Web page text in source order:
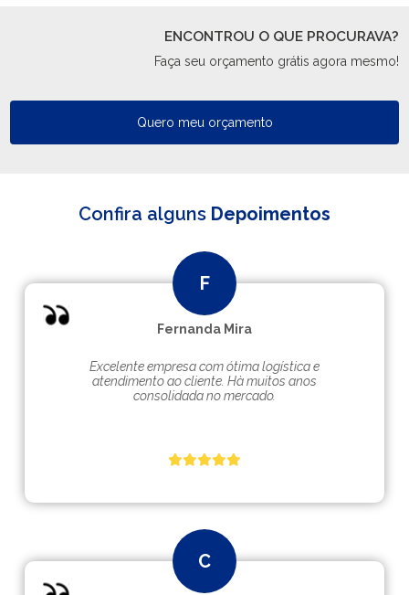
ENCONTROU O QUE PROCURAVA?
Faça seu orçamento grátis agora mesmo!
Quero meu orçamento
Confira alguns Depoimentos
Fernanda Mira
Excelente empresa com ótima logística e
atendimento ao cliente. Hà muitos anos
consolidada no mercado.